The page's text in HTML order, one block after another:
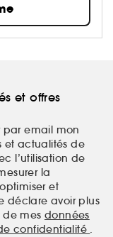
et offres
par email mon
et actualités de
l’utilisation de
la
et
déclare avoir plus
de mes données
confidentialité .